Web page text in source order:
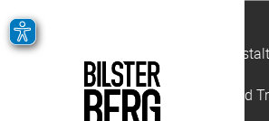
Offroad